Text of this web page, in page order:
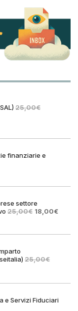
25,00€
finanziarie e
settore
25,00€ Il
era:
18,00€Il
è:
25,00€
e Servizi Fiduciari